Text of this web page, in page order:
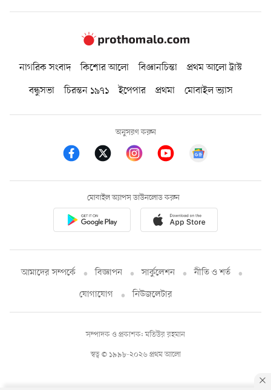
নাগরিক সংবাদ কিশোর আলো বিজ্ঞানচিন্তা
প্রথম আলো ট্রাস্ট
বন্ধুসভা
চিরন্তন ১৯৭১ ইপেপার প্রথমা মোবাইল ভ্যাস
অনুসরণ করুন
মোবাইল অ্যাপস ডাউনলোড করুন
আমাদের সম্পর্কে বিজ্ঞাপন সার্কুলেশন
নীতি ও শর্ত
যোগাযোগ
নিউজলেটার
স্বত্ব © ১৯৯৮-২০২৬ প্রথম আলো
সম্পাদক ও প্রকাশক: মতিউর রহমান